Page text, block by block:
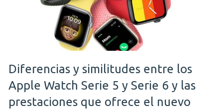
Diferencias y similitudes entre los
Apple Watch Serie 5 y Serie 6 y las
prestaciones que ofrece el nuevo